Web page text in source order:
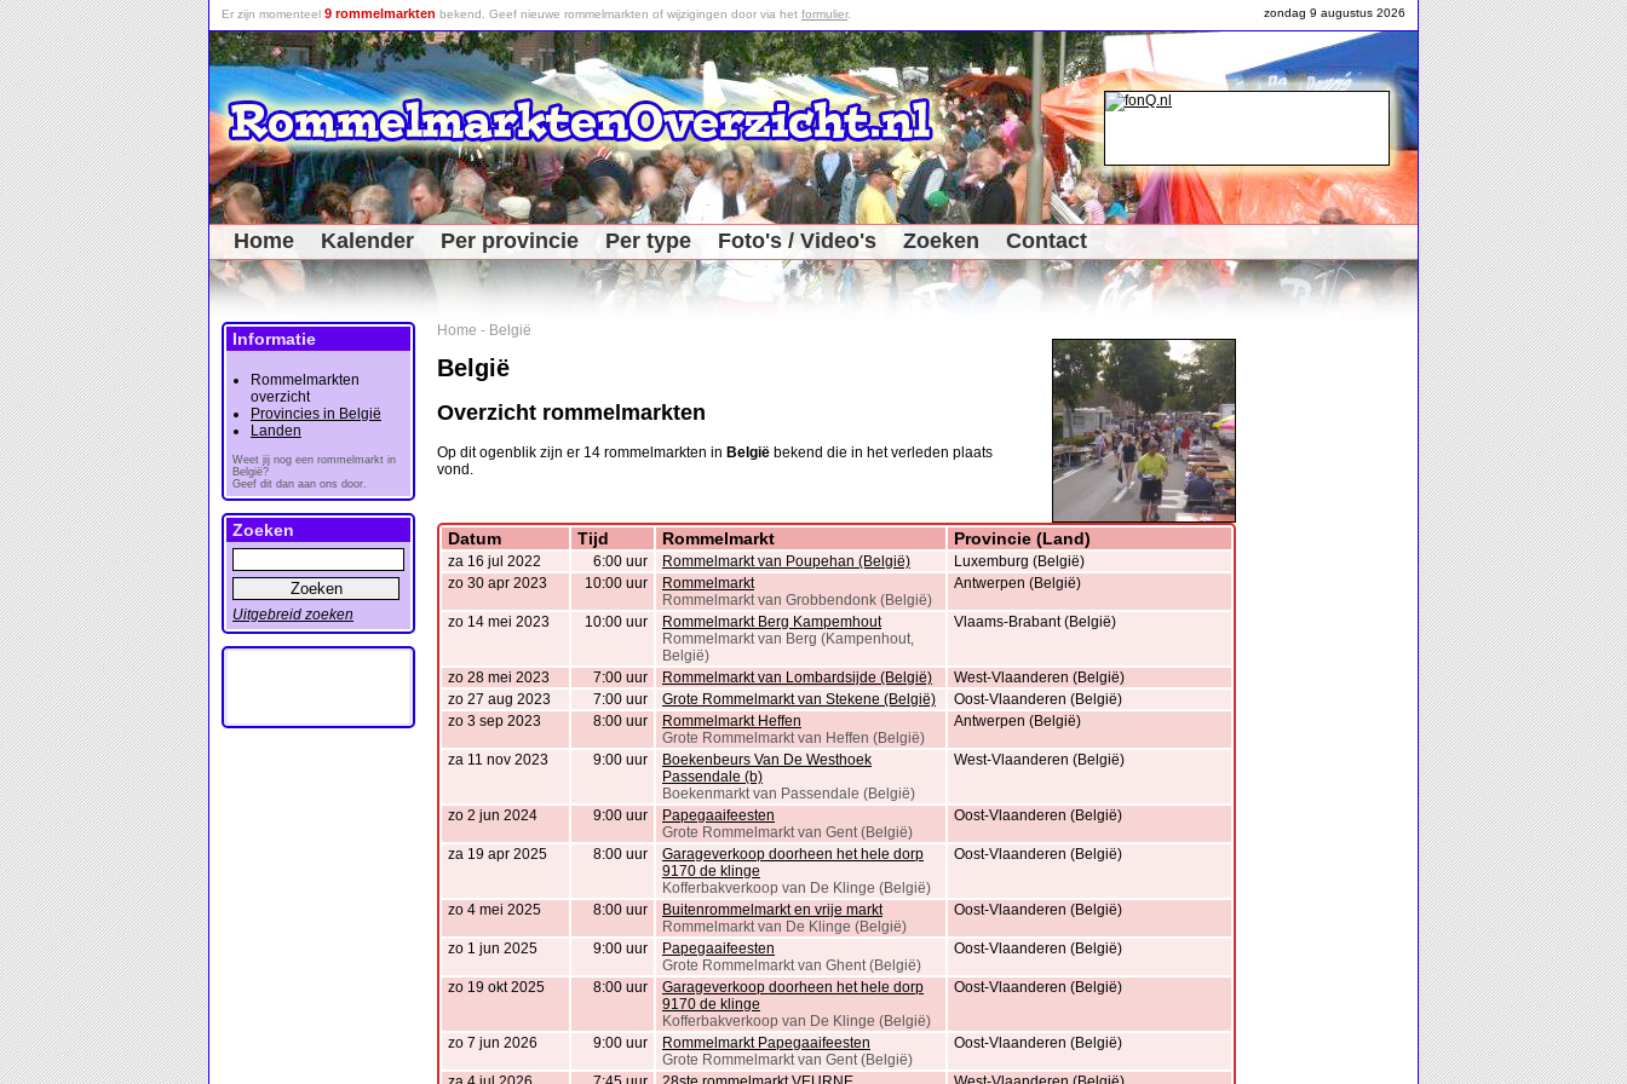
zondag 9 augustus 2026
Er zijn momenteel 9 rommelmarkten bekend. Geef nieuwe rommelmarkten of wijzigingen door via het formulier.
Home Kalender Per provincie Per type Foto's / Video's Zoeken Contact
Home - België
Meer foto's...
België
Overzicht rommelmarkten
Op dit ogenblik zijn er 14 rommelmarkten in België bekend die in het verleden plaats
vond.
Datum Tijd Rommelmarkt Provincie (Land)
za 16 jul 2022 6:00 uur Rommelmarkt van Poupehan (België)
Luxemburg (België)
zo 30 apr 2023
10:00 uur
Rommelmarkt
Rommelmarkt van Grobbendonk (België)
Antwerpen (België)
zo 14 mei 2023 10:00 uur
Rommelmarkt Berg Kampemhout
Rommelmarkt van Berg (Kampenhout,
België)
Vlaams-Brabant (België)
zo 28 mei 2023 7:00 uur Rommelmarkt van Lombardsijde (België)
West-Vlaanderen (België)
zo 27 aug 2023
7:00 uur Grote Rommelmarkt van Stekene (België)
Oost-Vlaanderen (België)
zo 3 sep 2023
8:00 uur
Rommelmarkt Heffen
Grote Rommelmarkt van Heffen (België)
Antwerpen (België)
za 11 nov 2023 9:00 uur
Boekenbeurs Van De Westhoek
Passendale (b)
Boekenmarkt van Passendale (België)
West-Vlaanderen (België)
zo 2 jun 2024 9:00 uur
Papegaaifeesten
Grote Rommelmarkt van Gent (België)
Oost-Vlaanderen (België)
za 19 apr 2025 8:00 uur
Garageverkoop doorheen het hele dorp
9170 de klinge
Kofferbakverkoop van De Klinge (België)
Oost-Vlaanderen (België)
zo 4 mei 2025 8:00 uur
Buitenrommelmarkt en vrije markt
Rommelmarkt van De Klinge (België)
Oost-Vlaanderen (België)
zo 1 jun 2025 9:00 uur
Papegaaifeesten
Grote Rommelmarkt van Ghent (België)
Oost-Vlaanderen (België)
zo 19 okt 2025 8:00 uur
Garageverkoop doorheen het hele dorp
9170 de klinge
Kofferbakverkoop van De Klinge (België)
Oost-Vlaanderen (België)
zo 7 jun 2026 9:00 uur
Rommelmarkt Papegaaifeesten
Grote Rommelmarkt van Gent (België)
Oost-Vlaanderen (België)
Informatie
Rommelmarkten
overzicht
Provincies in België
Landen
Weet jij nog een rommelmarkt in
België?
Geef dit dan aan ons door.
Zoeken
Uitgebreid zoeken